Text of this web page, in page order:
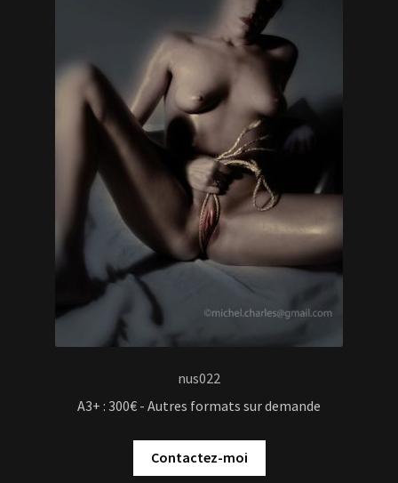
nus022
A3+ : 300€ - Autres formats sur demande
Contactez-moi